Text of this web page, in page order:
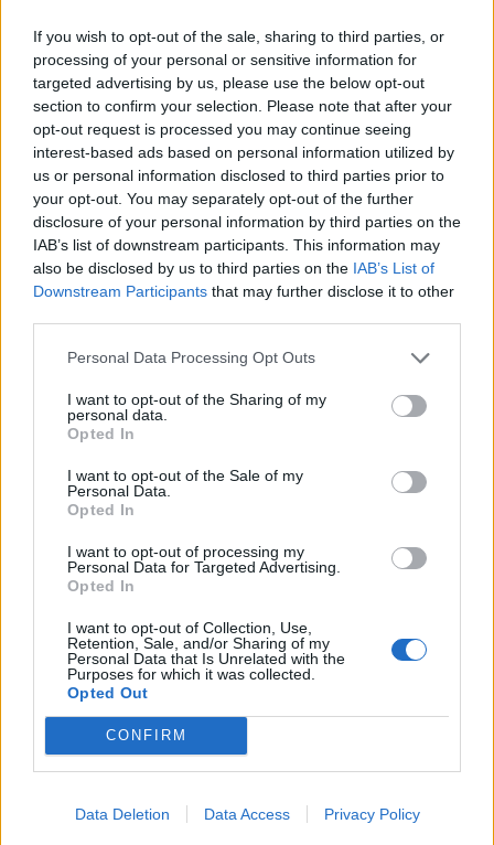
If you wish to opt-out of the sale, sharing to third parties, or
processing of your personal or sensitive information for
targeted advertising by us, please use the below opt-out
section to confirm your selection. Please note that after your
opt-out request is processed you may continue seeing
interest-based ads based on personal information utilized by
us or personal information disclosed to third parties prior to
your opt-out. You may separately opt-out of the further
disclosure of your personal information by third parties on the
IAB’s list of downstream participants. This information may
also be disclosed by us to third parties on the IAB’s List of
Downstream Participants that may further disclose it to other
Personal Data Processing Opt Outs
I want to opt-out of the Sharing of my
personal data.
Opted In
I want to opt-out of the Sale of my
Personal Data.
Opted In
I want to opt-out of processing my
Personal Data for Targeted Advertising.
Opted In
I want to opt-out of Collection, Use,
Retention, Sale, and/or Sharing of my
Personal Data that Is Unrelated with the
Purposes for which it was collected.
Opted Out
CONFIRM
Data Deletion Data Access Privacy Policy
Les sak i Porsgrunns Dagblad
ALLERBM BRYGGER UKATEGORISERT
batmagasinet.no utgis avNorsk Maritimt
Båtmagasinet er medlem av Fagpressen og
arbeider etter Vær Varsom-plakaten og
Redaktørplakaten. Redaksjonen har ikke
ansvar for innhold på eksterne nettsider som
det lenkes til.
Ansvarlig redaktør: